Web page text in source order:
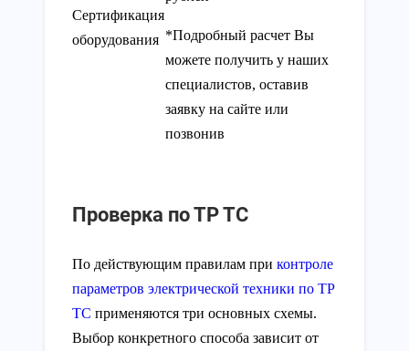
Сертификация
оборудования *Подробный расчет Вы
можете получить у наших
специалистов, оставив
заявку на сайте или
позвонив
Проверка по ТР ТС
По действующим правилам при контроле
параметров электрической техники по ТР
ТС применяются три основных схемы.
Выбор конкретного способа зависит от